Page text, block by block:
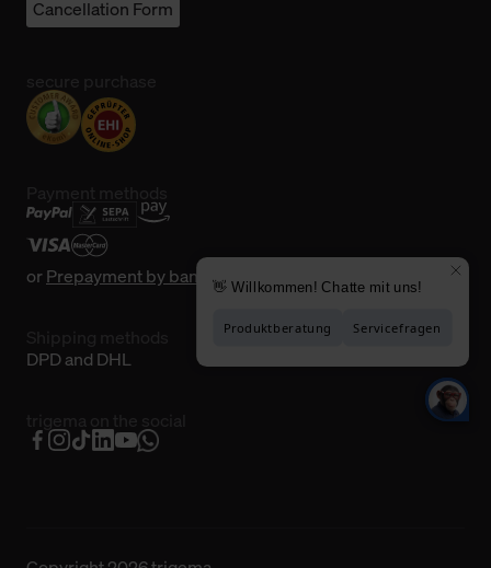
Cancellation Form
orPrepayment by bank transfer
DPD and DHL